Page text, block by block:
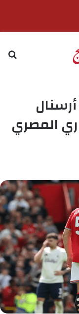
المصري